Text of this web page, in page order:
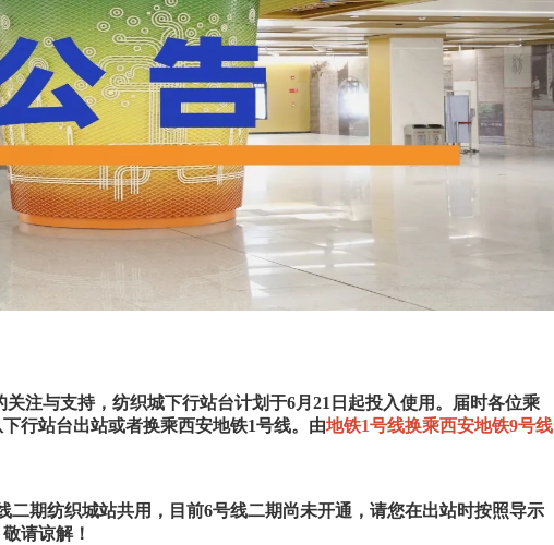
注与支持，纺织城下行站台计划于6月21日起投入使用。届时各位乘
下行站台出站或者换乘西安地铁1号线。由地铁1号线换乘西安地铁9号线
期纺织城站共用，目前6号线二期尚未开通，请您在出站时按照导示
请谅解！